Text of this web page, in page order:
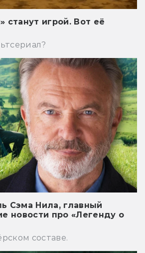
станут игрой. Вот её
Сэма Нила, главный
новости про «Легенду о
составе.